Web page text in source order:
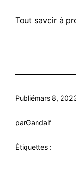
Tout savoir à
Publiémars 8,
parGandalf
Étiquettes :